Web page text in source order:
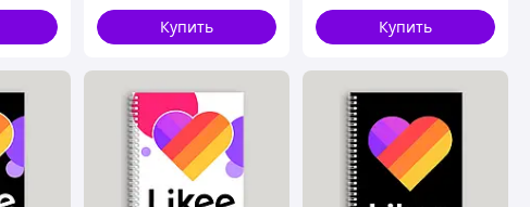
Купить Купить